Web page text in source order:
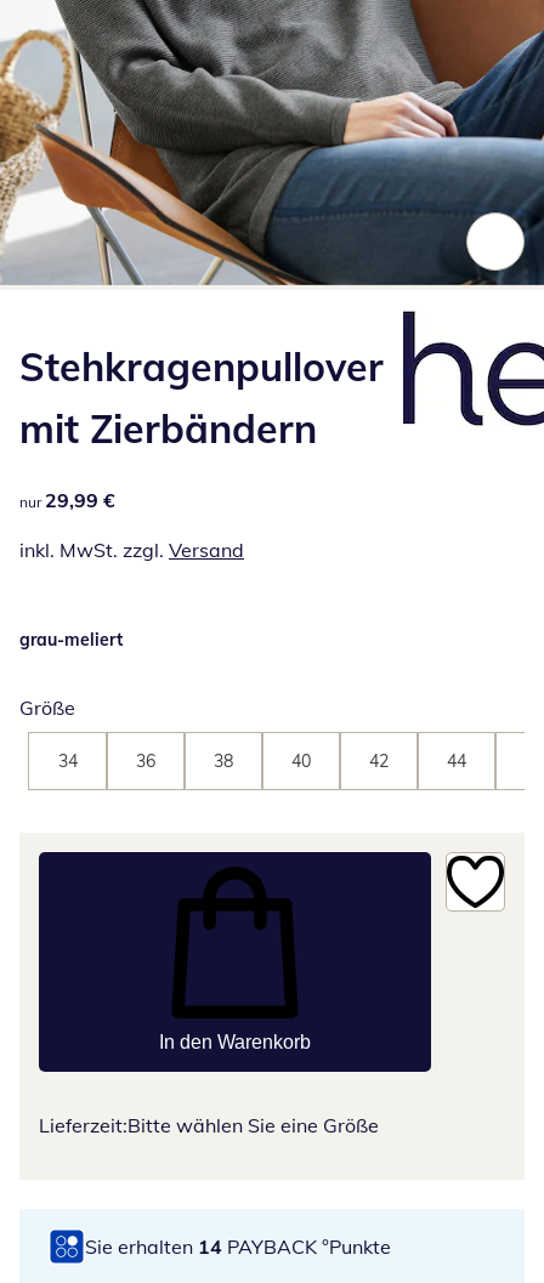
Stehkragenpullover
mit Zierbändern
29,99 €
nur 29,99 €
inkl. MwSt. zzgl. Versand
grau-meliert
Größe
34 36 38 40 42 44
In den Warenkorb
Lieferzeit:Bitte wählen Sie eine Größe
Sie erhalten 14 PAYBACK °Punkte